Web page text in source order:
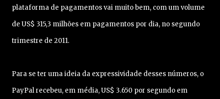
plataforma de pagamentos vai muito bem, com um volume
de US$ 315,3 milhões em pagamentos por dia, no segundo
trimestre de 2011.
Para se ter uma ideia da expressividade desses números, o
PayPal recebeu, em média, US$ 3.650 por segundo em